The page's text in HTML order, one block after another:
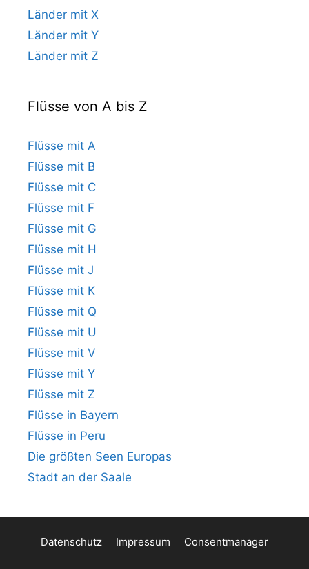
Länder mit X
Länder mit Y
Länder mit Z
Flüsse von A bis Z
Flüsse mit A
Flüsse mit B
Flüsse mit C
Flüsse mit F
Flüsse mit G
Flüsse mit H
Flüsse mit J
Flüsse mit K
Flüsse mit Q
Flüsse mit U
Flüsse mit V
Flüsse mit Y
Flüsse mit Z
Flüsse in Bayern
Flüsse in Peru
Die größten Seen Europas
Stadt an der Saale
Datenschutz Impressum Consentmanager